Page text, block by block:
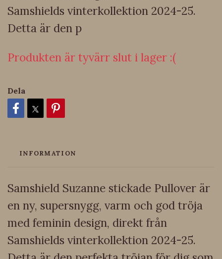
Samshields vinterkollektion 2024-25.
Detta är den p
Produkten är tyvärr slut i lager :(
Dela
INFORMATION
Samshield Suzanne stickade Pullover är
en ny, supersnygg, varm och god tröja
med feminin design, direkt från
Samshields vinterkollektion 2024-25.